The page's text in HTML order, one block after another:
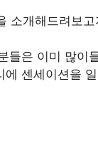
소개해드려보
들은 이미 많이
센세이션을